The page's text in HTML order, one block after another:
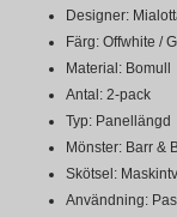
Designer:
Färg: Offwhite /
Material: Bomull
Antal: 2-pack
Typ: Panellängd
Mönster: Barr &
Skötsel:
Användning: